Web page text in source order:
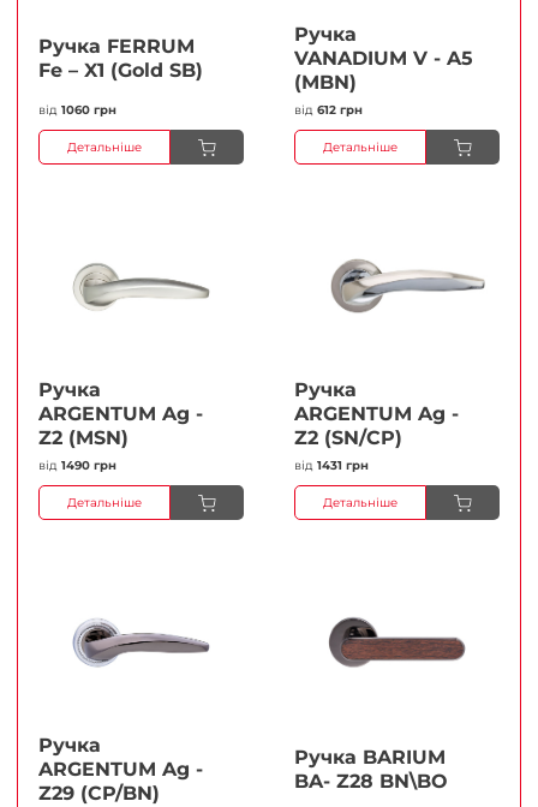
Ручка FERRUМ
Fe – X1 (Gold SB)
від 1060 грн
Детальніше
Ручка
VANADIUM V - A5
(MBN)
від 612 грн
Детальніше
Ручка
ARGENTUM Ag -
Z2 (MSN)
від 1490 грн
Детальніше
Ручка
ARGENTUM Ag -
Z2 (SN/CP)
від 1431 грн
Детальніше
Ручка
ARGENTUM Ag -
Z29 (CP/BN)
Ручка BARIUM
BA- Z28 BN\BO